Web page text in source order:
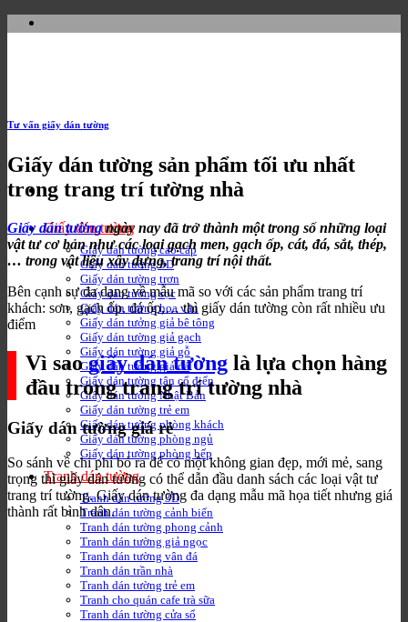
qua
Giấy dán tường
Giấy dán tường cao cấp
Giấy dán tường 3D
Giấy dán tường trơn
Giấy dán tường sọc
Giấy dán tường hoa văn
Giấy dán tưởng giả bê tông
Giấy dán tường giả gạch
Giấy dán tường giả gỗ
Giấy dán tường giả đá
Giấy dán tường tân cổ điển
Giấy dán tường Nhật Bản
Giấy dán tường trẻ em
Giấy dán tường phòng khách
Giấy dán tường phòng ngủ
Giấy dán tường phòng bếp
Tranh dán tường
Tranh dán tường 3D
Tranh dán tường cảnh biển
Tranh dán tường phong cảnh
Tranh dán tường giả ngọc
Tranh dán tường vân đá
Tranh dán trần nhà
Tranh dán tường trẻ em
Tranh cho quán cafe trà sữa
Tranh dán tường cửa sổ
Tư vấn giấy dán tường
Giấy dán tường sản phẩm tối ưu nhất
trong trang trí tường nhà
Giấy dán tườngngày nay đã trở thành một trong số những loại
vật tư cơ bản như các loại gạch men, gạch ốp, cát, đá, sắt, thép,
… trong vật liệu xây dựng, trang trí nội thất.
Bên cạnh sự đa dạng về mẫu mã so với các sản phẩm trang trí
khách: sơn, gạch ốp. đá ốp,… thì giấy dán tường còn rất nhiều ưu
điểm
Vì saogiấy dán tường là lựa chọn hàng
đầu trong trang trí tường nhà
Giấy dán tường giá rẻ
So sánh về chi phí bỏ ra để có một không gian đẹp, mới mẻ, sang
trọng thì giấy dán tường có thể dẫn đầu danh sách các loại vật tư
trang trí tường. Giấy dán tường đa dạng mẫu mã họa tiết nhưng giá
thành rất bình dân.